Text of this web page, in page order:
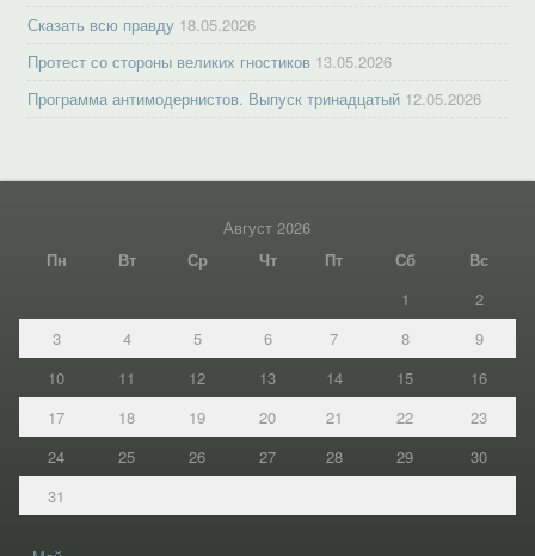
Сказать всю правду 18.05.2026
Протест со стороны великих гностиков 13.05.2026
Программа антимодернистов. Выпуск тринадцатый 12.05.2026
Август 2026
Пн
Вт Ср Чт Пт Сб
Вс
1
2
3
4 5 6 7 8
9
10
11 12 13 14 15
16
17
18 19 20 21 22
23
24
25 26 27 28 29
30
31